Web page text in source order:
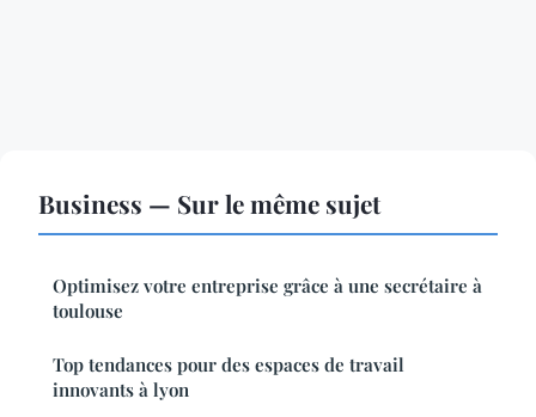
Business — Sur le même sujet
Optimisez votre entreprise grâce à une secrétaire à
toulouse
Top tendances pour des espaces de travail
innovants à lyon